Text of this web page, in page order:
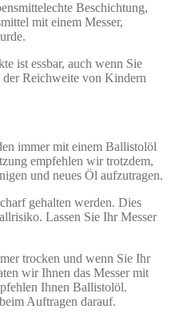
Beschichtung,
mit einem Messer,
ist essbar, auch wenn Sie
der Reichweite von Kindern
immer mit einem Ballistolöl
empfehlen wir trotzdem,
und neues Öl aufzutragen.
gehalten werden. Dies
Lassen Sie Ihr Messer
trocken und wenn Sie Ihr
wir Ihnen das Messer mit
Ihnen Ballistolöl.
Auftragen darauf.